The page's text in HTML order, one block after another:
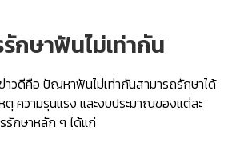
กษาฟันไม่เท่ากัน
าวดีคือ ปัญหาฟันไม่เท่ากันสามารถรักษาได้
ความรุนแรง และงบประมาณของแต่ละ
รักษาหลัก ๆ ได้แก่